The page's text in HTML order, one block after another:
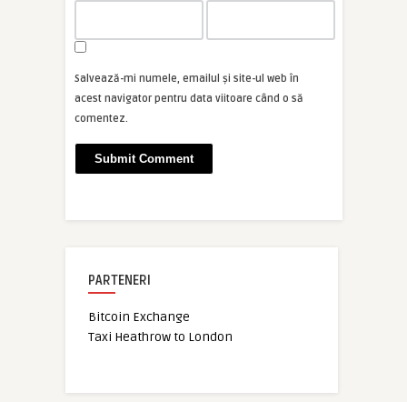
Salvează-mi numele, emailul și site-ul web în
acest navigator pentru data viitoare când o să
comentez.
PARTENERI
Bitcoin Exchange
Taxi Heathrow to London